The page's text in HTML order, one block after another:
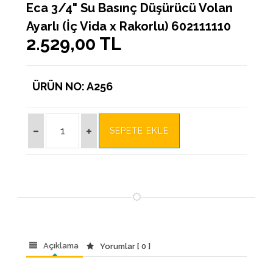
Eca 3/4" Su Basınç Düşürücü Volan
Ayarlı (İç Vida x Rakorlu) 602111110
2.529,00 TL
ÜRÜN NO: A256
Açıklama Yorumlar [ 0 ]